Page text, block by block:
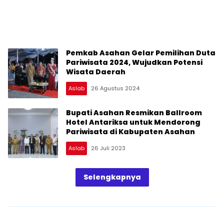
Pemkab Asahan Gelar Pemilihan Duta
Pariwisata 2024, Wujudkan Potensi
Wisata Daerah
Aslab 26 Agustus 2024
Bupati Asahan Resmikan Ballroom
Hotel Antariksa untuk Mendorong
Pariwisata di Kabupaten Asahan
Aslab 26 Juli 2023
Selengkapnya